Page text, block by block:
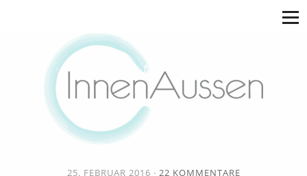
25. FEBRUAR 2016 · 22 KOMMENTARE